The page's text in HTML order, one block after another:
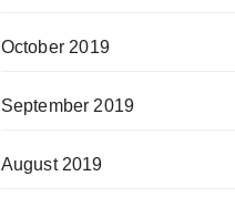
October 2019
September 2019
August 2019